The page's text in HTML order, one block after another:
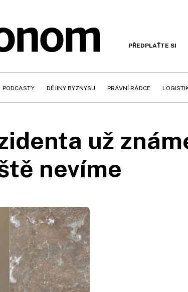
PŘEDPLAŤTE SI
PODCASTY DĚJINY BYZNYSU PRÁVNÍ RÁDCE
už
nevíme